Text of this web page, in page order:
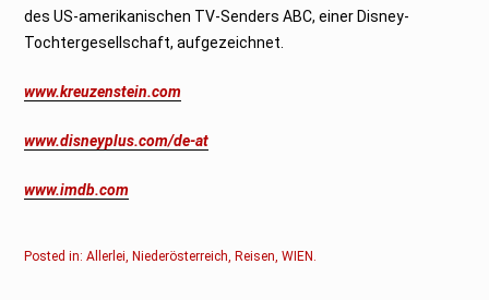
des US-amerikanischen TV-Senders ABC, einer Disney-
Tochtergesellschaft, aufgezeichnet.
www.kreuzenstein.com
www.disneyplus.com/de-at
www.imdb.com
Posted in:Allerlei ,Niederösterreich ,Reisen ,WIEN